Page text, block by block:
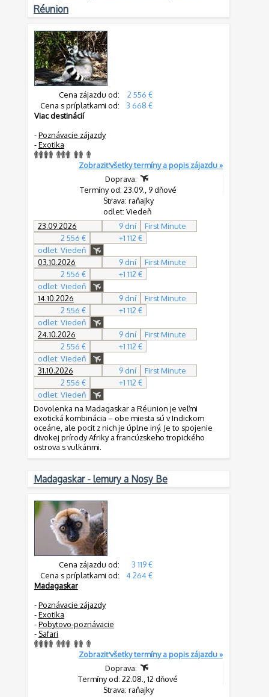
Réunion
Cena zájazdu od:
2 556 €
Cena s príplatkami od:
3 668 €
Viac destinácií
-Poznávacie zájazdy
-Exotika
Zobraziť všetky termíny a popis zájazdu »
Doprava:
Termíny od: 23.09., 9 dňové
Strava: raňajky
odlet: Viedeň
23.09.2026
9 dní
First Minute
2 556 €
+1 112 €
odlet: Viedeň
03.10.2026
9 dní
First Minute
2 556 €
+1 112 €
odlet: Viedeň
14.10.2026
9 dní
First Minute
2 556 €
+1 112 €
odlet: Viedeň
24.10.2026
9 dní
First Minute
2 556 €
+1 112 €
odlet: Viedeň
31.10.2026
9 dní
First Minute
2 556 €
+1 112 €
odlet: Viedeň
Dovolenka na Madagaskar a Réunion je veľmi
exotická kombinácia – obe miesta sú v Indickom
oceáne, ale pocit z nich je úplne iný. Je to spojenie
divokej prírody Afriky a francúzskeho tropického
ostrova s vulkánmi.
Madagaskar - lemury a Nosy Be
Cena zájazdu od:
3 119 €
Cena s príplatkami od:
4 264 €
Madagaskar
-Poznávacie zájazdy
-Exotika
-Pobytovo-poznávacie
- Safari
Zobraziť všetky termíny a popis zájazdu »
Doprava:
Termíny od: 22.08., 12 dňové
Strava: raňajky